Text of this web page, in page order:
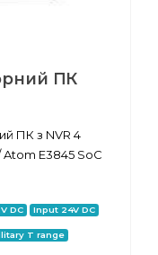
ПК
ПК з NVR 4
E3845 SoC
DC Input 24V DC
T range